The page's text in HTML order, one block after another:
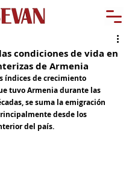
condiciones de vida en
de Armenia
índices de crecimiento
tuvo Armenia durante las
se suma la emigración
desde los
del país.